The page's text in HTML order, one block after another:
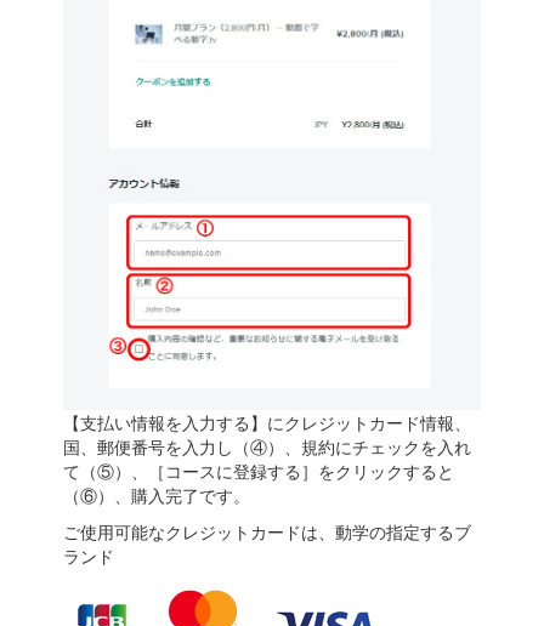
【支払い情報を入力する】にクレジットカード情報、
国、郵便番号を入力し（④）、規約にチェックを入れ
て（⑤）、［コースに登録する］をクリックすると
（⑥）、購入完了です。
ご使用可能なクレジットカードは、動学の指定するブ
ランド